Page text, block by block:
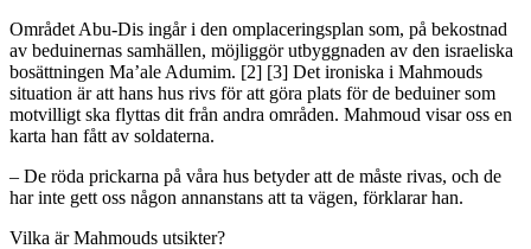
Området Abu-Dis ingår i den omplaceringsplan som, på bekostnad
av beduinernas samhällen, möjliggör utbyggnaden av den israeliska
bosättningen Ma’ale Adumim. [2] [3] Det ironiska i Mahmouds
situation är att hans hus rivs för att göra plats för de beduiner som
motvilligt ska flyttas dit från andra områden. Mahmoud visar oss en
karta han fått av soldaterna.
– De röda prickarna på våra hus betyder att de måste rivas, och de
har inte gett oss någon annanstans att ta vägen, förklarar han.
Vilka är Mahmouds utsikter?